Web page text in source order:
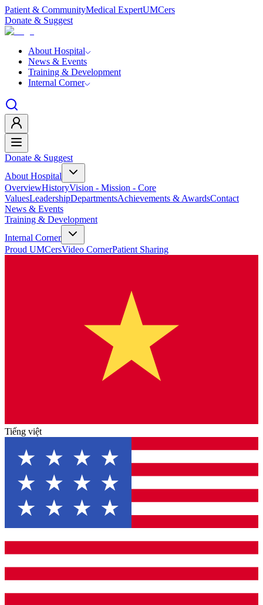
Patient & CommunityMedical ExpertUMCers
Donate & Suggest
About Hospital
News & Events
Training & Development
Internal Corner
Donate & Suggest
About Hospital
OverviewHistoryVision - Mission - Core
ValuesLeadershipDepartmentsAchievements & AwardsContact
News & Events
Training & Development
Internal Corner
Proud UMCersVideo CornerPatient Sharing
Tiếng việt